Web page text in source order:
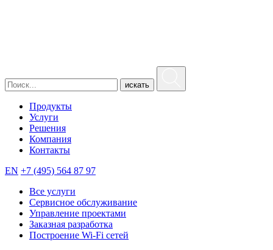
искать
Продукты
Услуги
Решения
Компания
Контакты
EN +7 (495) 564 87 97
Все услуги
Сервисное обслуживание
Управление проектами
Заказная разработка
Построение Wi-Fi сетей